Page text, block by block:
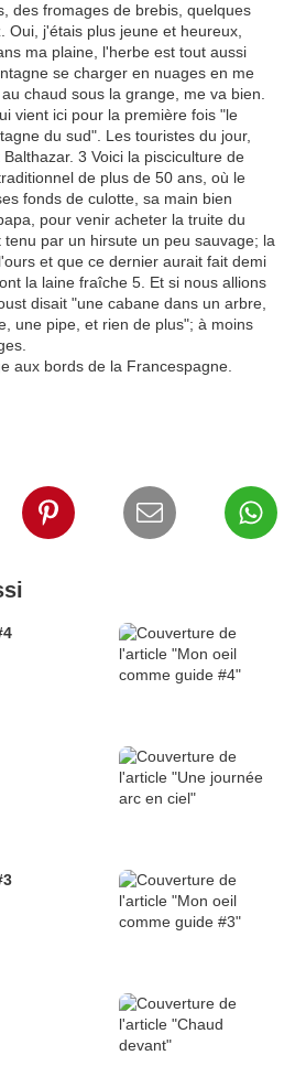
des fromages de brebis, quelques
Oui, j'étais plus jeune et heureux,
ma plaine, l'herbe est tout aussi
se charger en nuages en me
chaud sous la grange, me va bien.
vient ici pour la première fois "le
du sud". Les touristes du jour,
3 Voici la pisciculture de
de plus de 50 ans, où le
fonds de culotte, sa main bien
pour venir acheter la truite du
par un hirsute un peu sauvage; la
et que ce dernier aurait fait demi
la laine fraîche 5. Et si nous allions
disait "une cabane dans un arbre,
une pipe, et rien de plus"; à moins
aux bords de la Francespagne.